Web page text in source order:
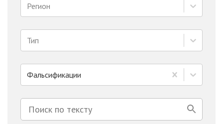
Регион
Тип
Фальсификации